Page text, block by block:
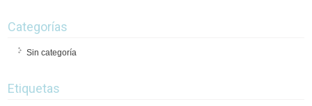
Categorías
Sin categoría
Etiquetas